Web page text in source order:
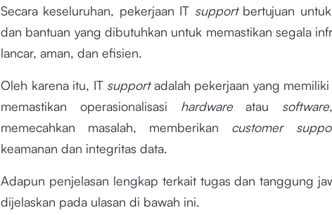
Secara keseluruhan, pekerjaan IT supportbertujuan
dan bantuan yang dibutuhkan untuk memastikan segala
lancar, aman, dan efisien.
Oleh karena itu, IT support adalah pekerjaan yang
memastikan operasionalisasi hardwareatau software
memecahkan masalah, memberikan customer
keamanan dan integritas data.
Adapun penjelasan lengkap terkait tugas dan tanggung
dijelaskan pada ulasan di bawah ini.